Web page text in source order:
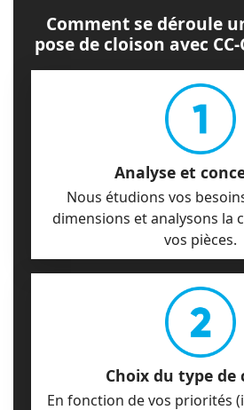
Comment se déroule
pose de cloison avec
Analyse et
Nous étudions vos
dimensions et analysons la
vos pièces.
Choix du type de
En fonction de vos priorités